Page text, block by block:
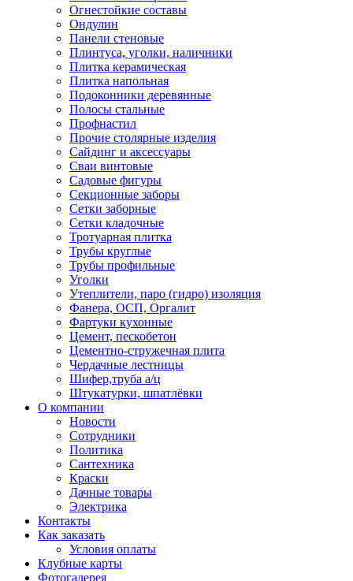
Огнестойкие составы
Ондулин
Панели стеновые
Плинтуса, уголки, наличники
Плитка керамическая
Плитка напольная
Подоконники деревянные
Полосы стальные
Профнастил
Прочие столярные изделия
Сайдинг и аксессуары
Сваи винтовые
Садовые фигуры
Секционные заборы
Сетки заборные
Сетки кладочные
Тротуарная плитка
Трубы круглые
Трубы профильные
Уголки
Утеплители, паро (гидро) изоляция
Фанера, ОСП, Оргалит
Фартуки кухонные
Цемент, пескобетон
Цементно-стружечная плита
Чердачные лестницы
Шифер,труба а/ц
Штукатурки, шпатлёвки
О компании
Новости
Сотрудники
Политика
Сантехника
Краски
Дачные товары
Электрика
Контакты
Как заказать
Условия оплаты
Клубные карты
Фотогалерея